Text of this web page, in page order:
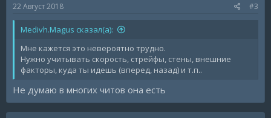
22 Август 2018 #3
Medivh.Magus сказал(а):
Мне кажется это невероятно трудно.
Нужно учитывать скорость, стрейфы, стены, внешние
факторы, куда ты идешь (вперед, назад) и т.п..
Не думаю в многих читов она есть